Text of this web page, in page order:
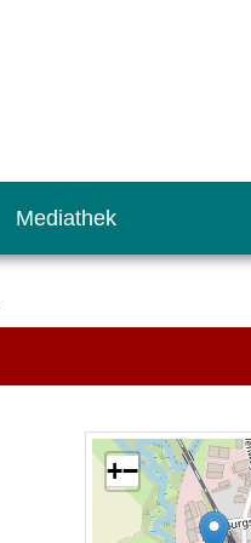
Mediathek
+−